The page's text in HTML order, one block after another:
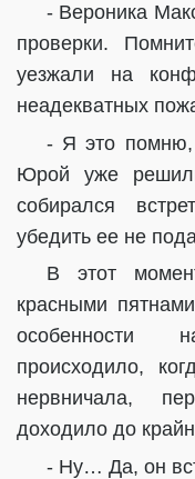
- Вероника
проверки.
уезжали на
неадекватных
- Я это помню,
Юрой уже
собирался
убедить ее не
В этот
красными
особенности
происходило,
нервничала,
доходило до
- Ну… Да, он